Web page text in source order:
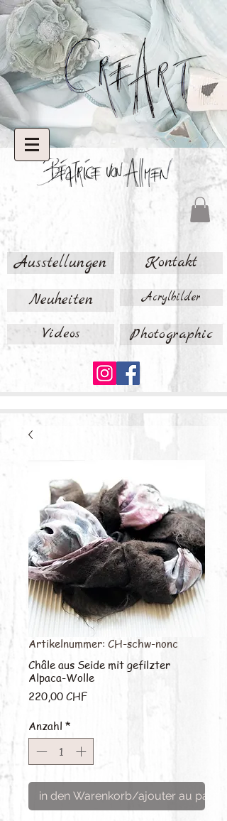
Ausstellungen Kontakt
Neuheiten Acrylbilder
Videos Photographic
Artikelnummer: CH-schw-nonc
Châle aus Seide mit gefilzter
Alpaca-Wolle
220,00 CHFPreis
Anzahl *
in den Warenkorb/ajouter au panier